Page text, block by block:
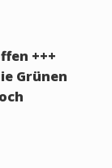
+++
Grünen